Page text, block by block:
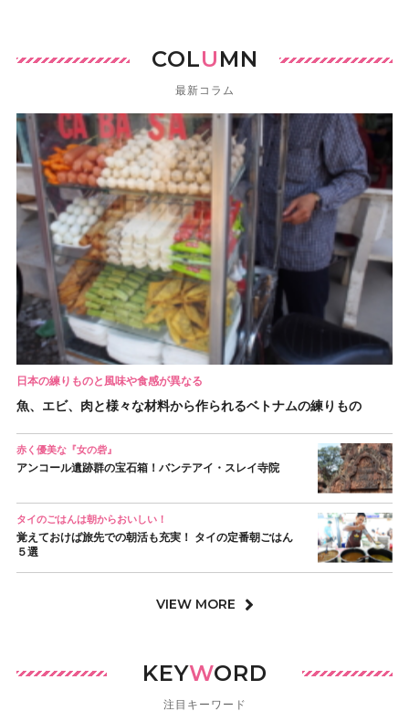
COLUMN
最新コラム
日本の練りものと風味や食感が異なる
魚、エビ、肉と様々な材料から作られるベトナムの練りもの
赤く優美な『女の砦』
アンコール遺跡群の宝石箱！バンテアイ・スレイ寺院
タイのごはんは朝からおいしい！
覚えておけば旅先での朝活も充実！ タイの定番朝ごはん
５選
VIEW MORE
KEYWORD
注目キーワード